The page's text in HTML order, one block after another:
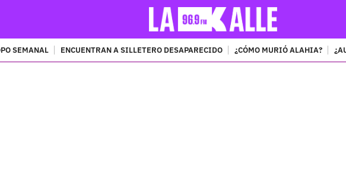
SEMANAL ENCUENTRAN A SILLETERO DESAPARECIDO ¿CÓMO MURIÓ ALAHIA?